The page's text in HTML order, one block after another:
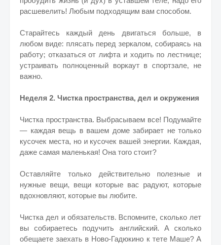
расшевелить! Любым подходящим вам способом.
Старайтесь каждый день двигаться больше, в
любом виде: плясать перед зеркалом, собираясь на
работу; отказаться от лифта и ходить по лестнице;
устраивать полноценный воркаут в спортзале, не
важно.
Неделя 2. Чистка пространства, дел и окружения
Чистка пространства. Выбрасываем все! Подумайте
— каждая вещь в вашем доме забирает не только
кусочек места, но и кусочек вашей энергии. Каждая,
даже самая маленькая! Она того стоит?
Оставляйте только действительно полезные и
нужные вещи, вещи которые вас радуют, которые
вдохновляют, которые вы любите.
Чистка дел и обязательств. Вспомните, сколько лет
вы собираетесь подучить английский. А сколько
обещаете заехать в Ново-Гадюкино к тете Маше? А